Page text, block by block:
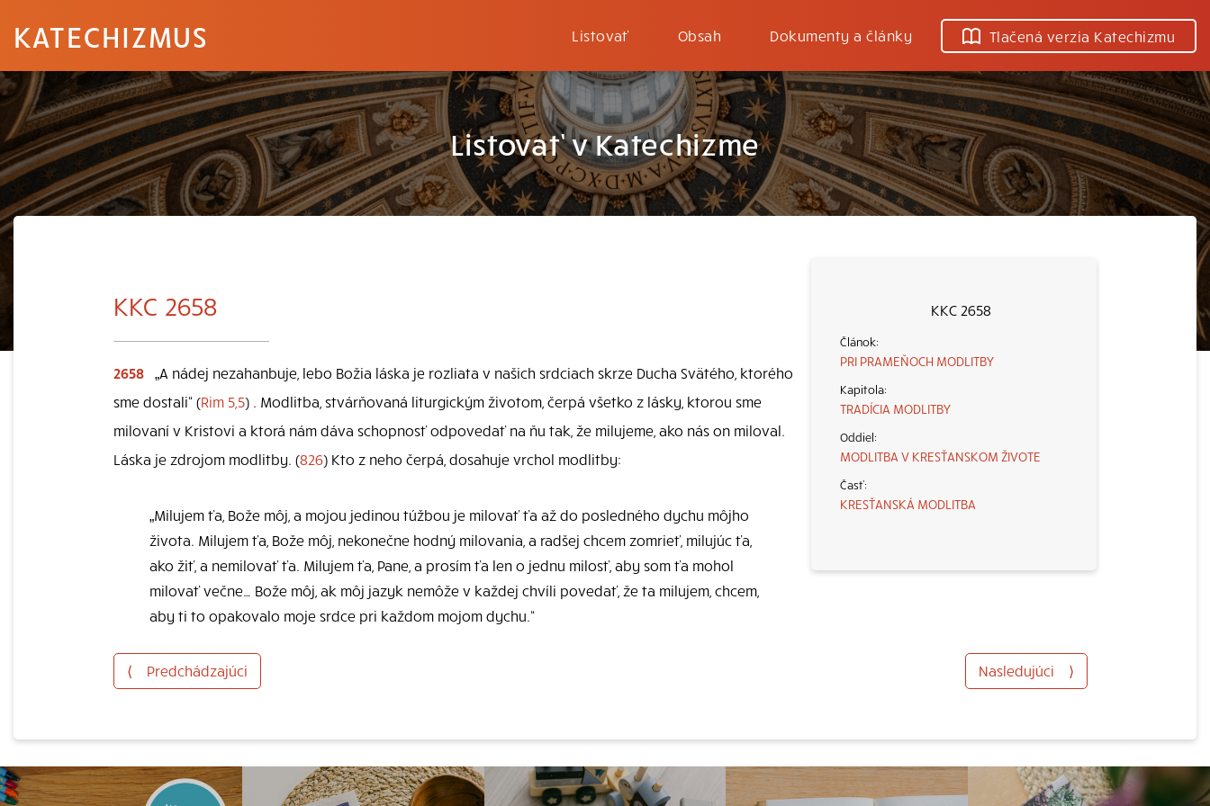
KATECHIZMUS Listovať Obsah Dokumenty a články Tlačená verzia Katechizmu
Listovať v Katechizme
KKC 2658
PRI PRAMEŇOCH MODLITBY
TRADÍCIA MODLITBY
MODLITBA V KRESŤANSKOM ŽIVOTE
KRESŤANSKÁ MODLITBA
KKC 2658
2658 „A nádej nezahanbuje, lebo Božia láska je rozliata v našich srdciach skrze Ducha Svätého, ktorého
sme dostali“ (Rim 5,5) . Modlitba, stvárňovaná liturgickým životom, čerpá všetko z lásky, ktorou sme
milovaní v Kristovi a ktorá nám dáva schopnosť odpovedať na ňu tak, že milujeme, ako nás on miloval.
Láska je zdrojom modlitby. (826) Kto z neho čerpá, dosahuje vrchol modlitby:
„Milujem ťa, Bože môj, a mojou jedinou túžbou je milovať ťa až do posledného dychu môjho
života. Milujem ťa, Bože môj, nekonečne hodný milovania, a radšej chcem zomrieť, milujúc ťa,
ako žiť, a nemilovať ťa. Milujem ťa, Pane, a prosím ťa len o jednu milosť, aby som ťa mohol
milovať večne… Bože môj, ak môj jazyk nemôže v každej chvíli povedať, že ta milujem, chcem,
aby ti to opakovalo moje srdce pri každom mojom dychu.“
⟨ Predchádzajúci Nasledujúci ⟩